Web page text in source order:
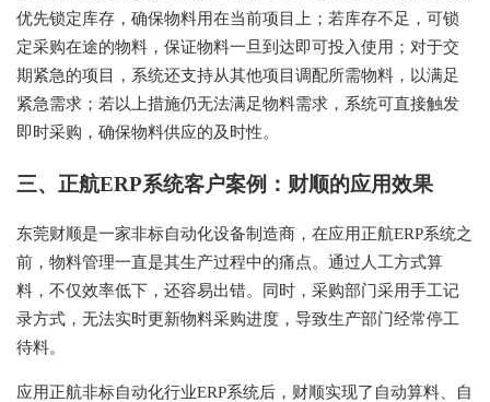
优先锁定库存，确保物料用在当前项目上；若库存不足，可锁
定采购在途的物料，保证物料一旦到达即可投入使用；对于交
期紧急的项目，系统还支持从其他项目调配所需物料，以满足
紧急需求；若以上措施仍无法满足物料需求，系统可直接触发
即时采购，确保物料供应的及时性。
三、正航ERP系统客户案例：财顺的应用效果
东莞财顺是一家非标自动化设备制造商，在应用正航ERP系统之
前，物料管理一直是其生产过程中的痛点。通过人工方式算
料，不仅效率低下，还容易出错。同时，采购部门采用手工记
录方式，无法实时更新物料采购进度，导致生产部门经常停工
待料。
应用正航非标自动化行业ERP系统后，财顺实现了自动算料、自